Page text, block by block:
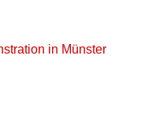
in Münster